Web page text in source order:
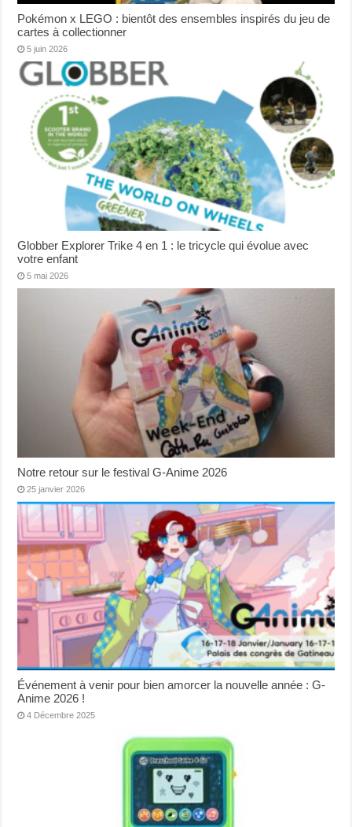
Pokémon x LEGO : bientôt des ensembles inspirés du jeu de
cartes à collectionner
5 juin 2026
Globber Explorer Trike 4 en 1 : le tricycle qui évolue avec
votre enfant
5 mai 2026
Notre retour sur le festival G-Anime 2026
25 janvier 2026
Événement à venir pour bien amorcer la nouvelle année : G-
Anime 2026 !
4 Décembre 2025